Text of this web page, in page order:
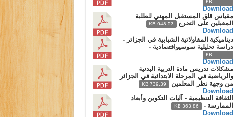
Download
مقياس قلق المستقبل المهني للطلبة
المقبلين على التخرج 648.53 KB
Download
ديناميكية المقاولاتية الشبابية في الجزائر -
دراسة تحليلية سوسيواقتصادية -
Download
مشكلات تدريس مادة التربية البدنية
والرياضية في المرحلة الابتدائية في الجزائر
من وجهة نظر المعلمين 739.39 KB
Download
الثقافة التنظيمية - آليات التكوين وأبعاد
الممارسة - 363.86 KB
Download